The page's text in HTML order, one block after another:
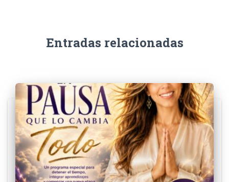
Entradas relacionadas